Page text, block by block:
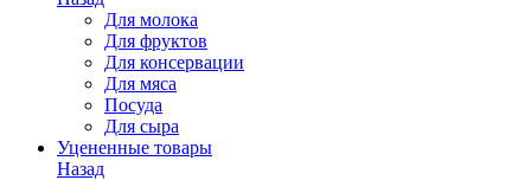
Для молока
Для фруктов
Для консервации
Для мяса
Посуда
Для сыра
Уцененные товары
Назад